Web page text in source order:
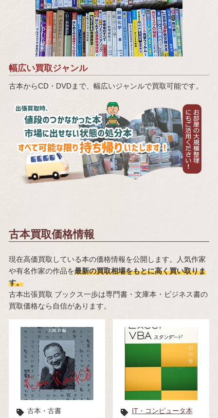
幅広い買取ジャンル
古本からCD・DVDまで、幅広いジャンルで買取可能です。
古本買取価格情報
現在高価買取している本の価格情報を公開します。人気作家
や有名作家の作品を最新の買取相場をもとに高く買い取りま
す。
古本出張買取 ブックス一歩は専門書・文庫本・ビジネス書の
買取価格なら自信があります。
古本・古書 IT・コンピュータ本